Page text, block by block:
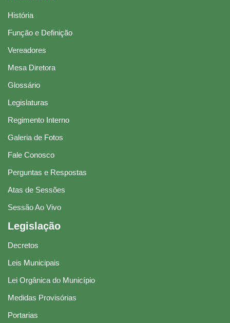
História
Função e Definição
Vereadores
Mesa Diretora
Glossário
Legislaturas
Regimento Interno
Galeria de Fotos
Fale Conosco
Perguntas e Respostas
Atas de Sessões
Sessão Ao Vivo
Legislação
Decretos
Leis Municipais
Lei Orgânica do Município
Medidas Provisórias
Portarias